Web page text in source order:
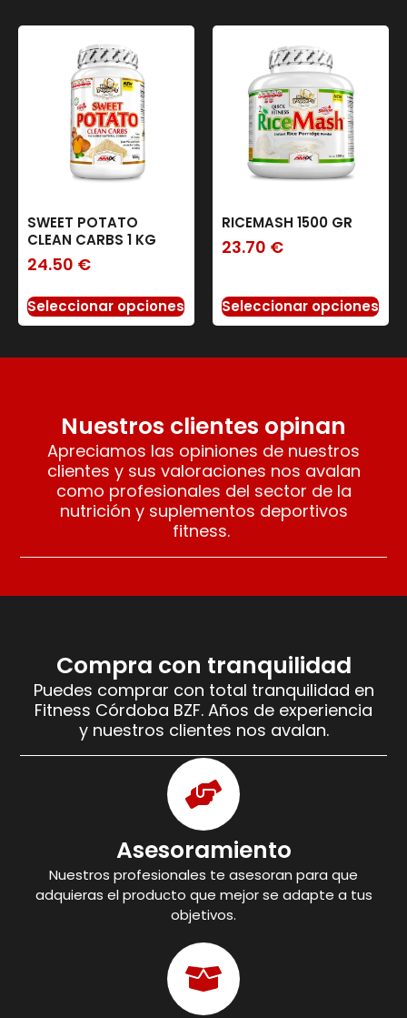
SWEET POTATO
CLEAN CARBS 1 KG
24.50 €
Seleccionar opciones
RICEMASH 1500 GR
23.70 €
Seleccionar opciones
Nuestros clientes opinan
Apreciamos las opiniones de nuestros
clientes y sus valoraciones nos avalan
como profesionales del sector de la
nutrición y suplementos deportivos
fitness.
Compra con tranquilidad
Puedes comprar con total tranquilidad en
Fitness Córdoba BZF. Años de experiencia
y nuestros clientes nos avalan.
Asesoramiento
Nuestros profesionales te asesoran para que
adquieras el producto que mejor se adapte a tus
objetivos.